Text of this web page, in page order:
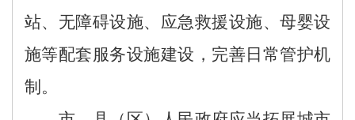
站、无障碍设施、 应急救援设施、母婴设
施等配套服务设施建设 ， 完善日常管护机
制 。